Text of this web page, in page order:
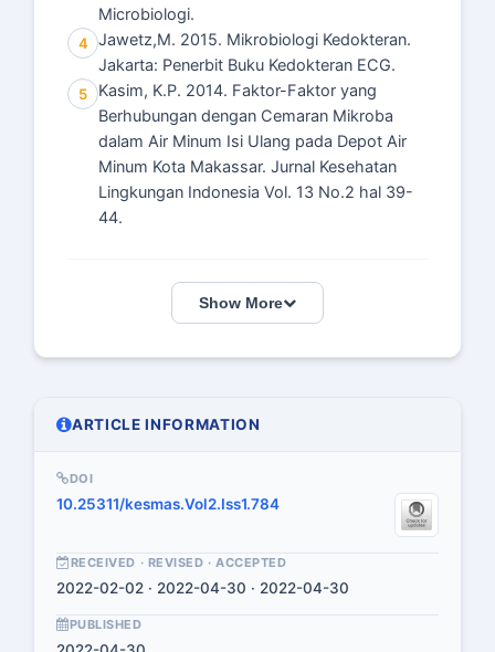
Microbiologi.
4
Jawetz,M. 2015. Mikrobiologi Kedokteran.
Jakarta: Penerbit Buku Kedokteran ECG.
5
Kasim, K.P. 2014. Faktor-Faktor yang
Berhubungan dengan Cemaran Mikroba
dalam Air Minum Isi Ulang pada Depot Air
Minum Kota Makassar. Jurnal Kesehatan
Lingkungan Indonesia Vol. 13 No.2 hal 39-
44.
Show More
ARTICLE INFORMATION
DOI
10.25311/kesmas.Vol2.Iss1.784
RECEIVED · REVISED · ACCEPTED
2022-02-02 · 2022-04-30 · 2022-04-30
PUBLISHED